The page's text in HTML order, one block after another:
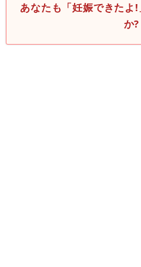
あなたも「妊娠できたよ
か?